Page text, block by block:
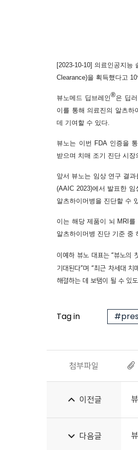
[2023-10-10] 의료인공지능
Clearance)을 획득했다고
뷰노메드 딥브레인®은 딥
이를 통해 의료진의 알츠하
데 기여할 수 있다.
뷰노는 이번 FDA 인증을
받으며 치매 조기 진단 시
앞서 뷰노는 임상 연구 결
(AAIC 2023)에서 발표한
알츠하이머병을 진단할 수
이는 해당 제품이 뇌 MRI
알츠하이머병 진단 기준 중
이예하 뷰노 대표는 “뷰노의
기대된다”며 “최근 차세대
해결하는 데 보탬이 될 수 있
Tag in
첨부파일
이전글
다음글